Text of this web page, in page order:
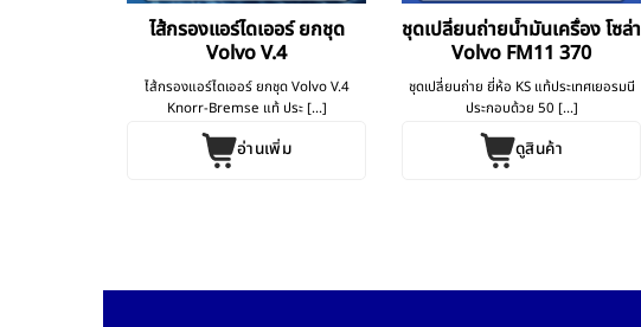
ไส้กรองแอร์ไดเออร์ ยกชุด
Volvo V.4
ไส้กรองแอร์ไดเออร์ ยกชุด Volvo V.4
Knorr-Bremse แท้ ประ [...]
อ่านเพิ่ม
ชุดเปลี่ยนถ่ายน้ำมันเครื่อง โซล่า
Volvo FM11 370
ชุดเปลี่ยนถ่าย ยี่ห้อ KS แท้ประเทศเยอรมนี
ประกอบด้วย 50 [...]
ดูสินค้า